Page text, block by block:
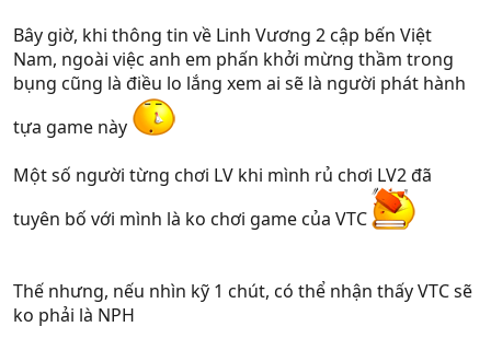
r
Bây giờ, khi thông tin về Linh Vương 2 cập bến Việt
Nam, ngoài việc anh em phấn khởi mừng thầm trong
bụng cũng là điều lo lắng xem ai sẽ là người phát hành
tựa game này
Một số người từng chơi LV khi mình rủ chơi LV2 đã
tuyên bố với mình là ko chơi game của VTC
Thế nhưng, nếu nhìn kỹ 1 chút, có thể nhận thấy VTC sẽ
ko phải là NPH